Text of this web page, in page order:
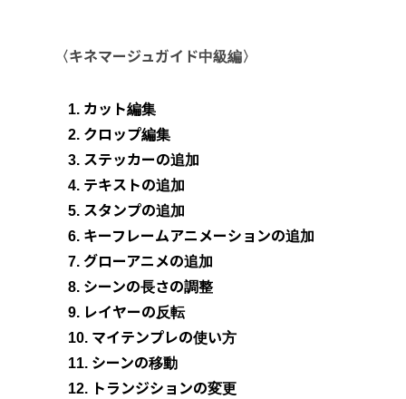
〈キネマージュガイド中級編〉
1. カット編集
2. クロップ編集
3. ステッカーの追加
4. テキストの追加
5. スタンプの追加
6. キーフレームアニメーションの追加
7. グローアニメの追加
8. シーンの長さの調整
9. レイヤーの反転
10. マイテンプレの使い方
11. シーンの移動
12. トランジションの変更